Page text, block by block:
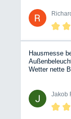
Hausmesse
Wetter nette
Jakob